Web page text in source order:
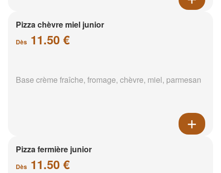
Pizza chèvre miel junior
Dès 11.50 €
Base crème fraîche, fromage, chèvre, miel, parmesan
Pizza fermière junior
Dès 11.50 €